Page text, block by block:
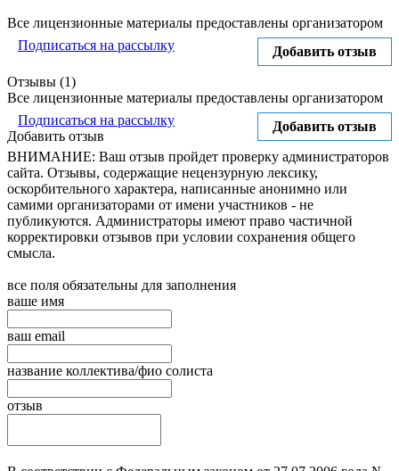
Все лицензионные материалы предоставлены организатором
Добавить отзыв
Подписаться на рассылку
Отзывы (1)
Все лицензионные материалы предоставлены организатором
Добавить отзыв
Подписаться на рассылку
Добавить отзыв
ВНИМАНИЕ: Ваш отзыв пройдет проверку администраторов
сайта. Отзывы, содержащие нецензурную лексику,
оскорбительного характера, написанные анонимно или
самими организаторами от имени участников - не
публикуются. Администраторы имеют право частичной
корректировки отзывов при условии сохранения общего
смысла.
все поля обязательны для заполнения
ваше имя
ваш email
название коллектива/фио солиста
отзыв